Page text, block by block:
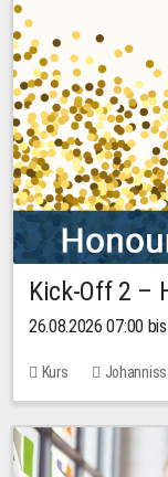
Kick-Off 2 –
26.08.2026 07:00
Kurs
Keine freien Plätze